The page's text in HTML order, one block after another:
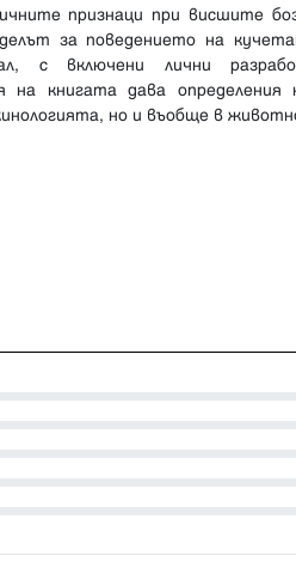
признаци при висшите
за поведението на
с включени лични
на книгата дава определения